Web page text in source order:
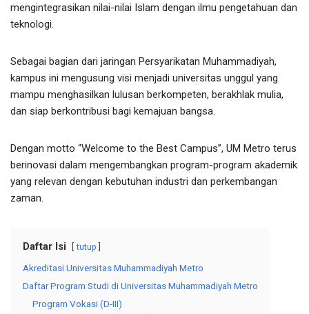
mengintegrasikan nilai-nilai Islam dengan ilmu pengetahuan dan
teknologi.
Sebagai bagian dari jaringan Persyarikatan Muhammadiyah,
kampus ini mengusung visi menjadi universitas unggul yang
mampu menghasilkan lulusan berkompeten, berakhlak mulia,
dan siap berkontribusi bagi kemajuan bangsa.
Dengan motto “Welcome to the Best Campus”, UM Metro terus
berinovasi dalam mengembangkan program-program akademik
yang relevan dengan kebutuhan industri dan perkembangan
zaman.
Daftar Isi tutup
Akreditasi Universitas Muhammadiyah Metro
Daftar Program Studi di Universitas Muhammadiyah Metro
Program Vokasi (D-III)